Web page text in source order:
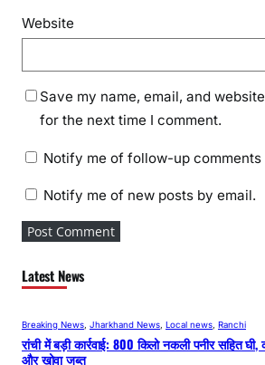
Website
Save my name, email, and
for the next time I comment.
Notify me of follow-up comments
Notify me of new posts by email.
Latest News
Breaking News Jharkhand News Local news Ranchi
रांची में बड़ी कार्रवाई: 800 किलो नकली पनीर सहित घी,
और खोवा जब्त